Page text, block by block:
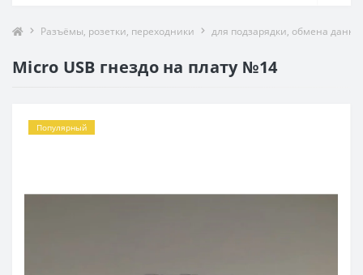
Разъёмы, розетки, переходники для подзарядки, обмена
Micro USB гнездо на плату №14
Популярный